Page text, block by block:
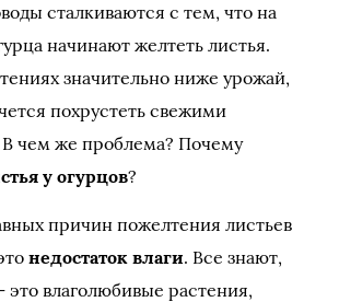
сталкиваются с тем, что на
начинают желтеть листья.
значительно ниже урожай,
похрустеть свежими
чем же проблема? Почему
у огурцов?
причин пожелтения листьев
недостаток влаги. Все знают,
это влаголюбивые растения,